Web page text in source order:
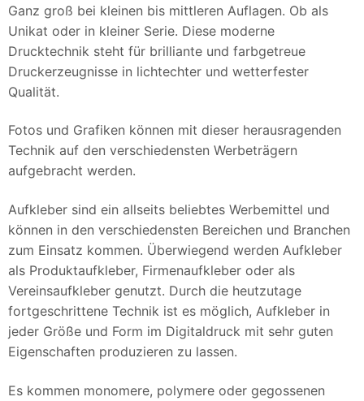
Ganz groß bei kleinen bis mittleren Auflagen. Ob als
Unikat oder in kleiner Serie. Diese moderne
Drucktechnik steht für brilliante und farbgetreue
Druckerzeugnisse in lichtechter und wetterfester
Qualität.
Fotos und Grafiken können mit dieser herausragenden
Technik auf den verschiedensten Werbeträgern
aufgebracht werden.
Aufkleber sind ein allseits beliebtes Werbemittel und
können in den verschiedensten Bereichen und Branchen
zum Einsatz kommen. Überwiegend werden Aufkleber
als Produktaufkleber, Firmenaufkleber oder als
Vereinsaufkleber genutzt. Durch die heutzutage
fortgeschrittene Technik ist es möglich, Aufkleber in
jeder Größe und Form im Digitaldruck mit sehr guten
Eigenschaften produzieren zu lassen.
Es kommen monomere, polymere oder gegossenen